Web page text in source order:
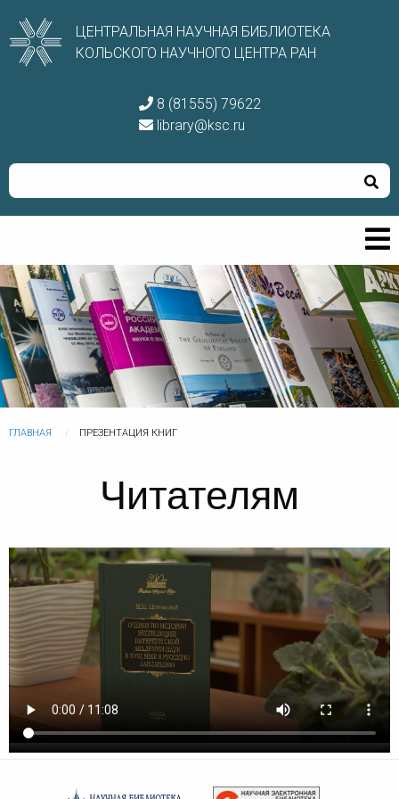
ЦЕНТРАЛЬНАЯ НАУЧНАЯ БИБЛИОТЕКА
КОЛЬСКОГО НАУЧНОГО ЦЕНТРА РАН
8 (81555) 79622
library@ksc.ru
ГЛАВНАЯ ПРЕЗЕНТАЦИЯ КНИГ
Читателям